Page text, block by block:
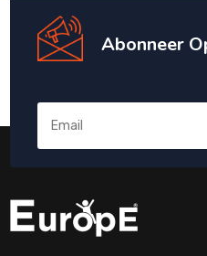
Abonneer